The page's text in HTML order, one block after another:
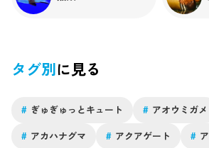
タグ別 に見る
# ぎゅぎゅっとキュート # アオウミガメ
# アカハナグマ # アクアゲート #